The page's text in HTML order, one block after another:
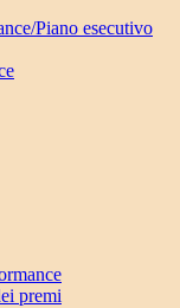
Piano esecutivo
premi